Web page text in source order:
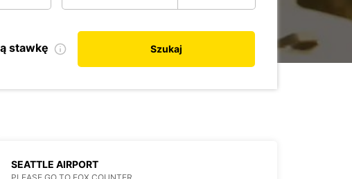
stawkę Szukaj
SEATTLE AIRPORT